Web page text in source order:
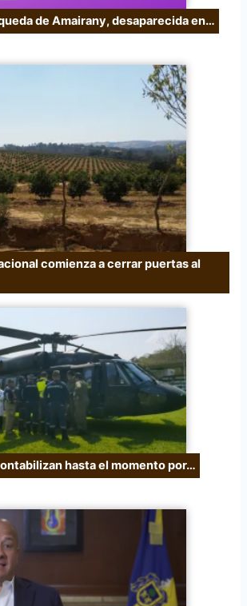
de Amairany, desaparecida en…
comienza a cerrar puertas al
hasta el momento por…